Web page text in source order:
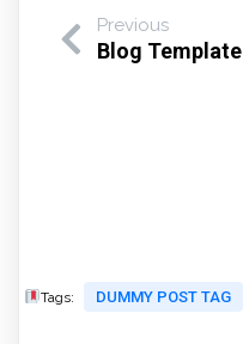
Previous
Blog Template
Tags: DUMMY POST TAG